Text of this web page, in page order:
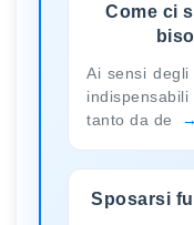
Come ci
Ai sensi
tanto da de
Sposarsi